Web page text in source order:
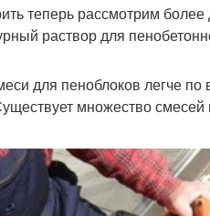
теперь рассмотрим
раствор для
для пеноблоков легче
множество